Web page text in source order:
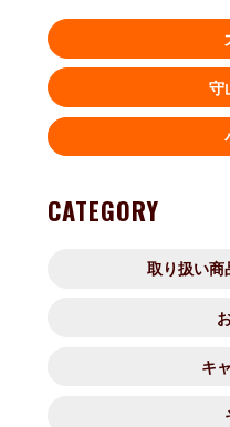
守
CATEGORY
取り扱い商
キ